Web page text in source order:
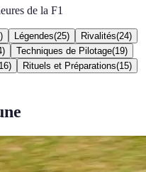
de la F1
) Légendes(25) Rivalités(24)
) Techniques de Pilotage(19)
16) Rituels et Préparations(15)